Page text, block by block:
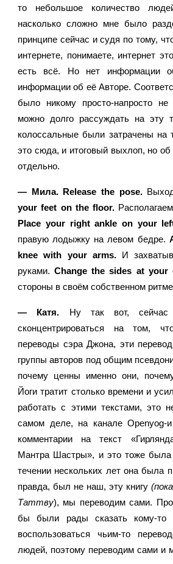
то небольшое количество
насколько сложно мне было
принципе сейчас и судя по тому,
интернете, понимаете, интернет
есть всё. Но нет информации
информации об её Авторе.
было никому просто-напросто
можно долго рассуждать на эту
колоссальные были затрачены на
это сюда, и итоговый выхлоп, но
отдельно.
— Мила. Release the pose.
your feet on the floor.
Place your right ankle on your
правую лодыжку на левом бедре.
knee with your arms. И
руками. Change the sides at your
стороны в своём собственном
— Катя.
Ну так вот,
сконцентрироваться на том,
переводы сэра Джона, эти
группы авторов под общим
почему ценны именно они,
Йоги тратит столько времени и
работать с этими текстами, это
самом деле, на канале Openyog-
комментарии на текст
Мантра Шастры», и это тоже была
течении нескольких лет она была
правда, был не наш, эту книгу
Таттву), мы переводим сами.
бы были рады сказать кому-то
воспользоваться чьим-то
людей, поэтому переводим сами и